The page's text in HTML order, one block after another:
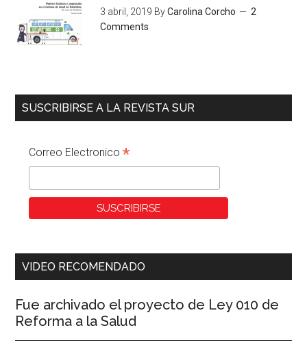
3 abril, 2019 ByCarolina Corcho
2
Comments
SUSCRIBIRSE A LA REVISTA SUR
Correo Electronico*
VIDEO RECOMENDADO
Fue archivado el proyecto de Ley 010 de
Reforma a la Salud